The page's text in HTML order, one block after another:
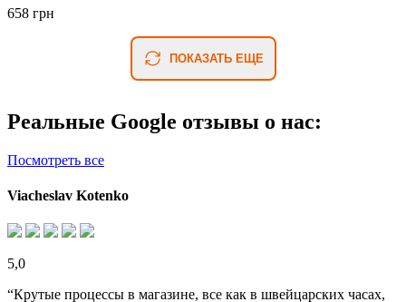
658 грн
ПОКАЗАТЬ ЕЩЕ
Реальные Google отзывы о нас:
Посмотреть все
Viacheslav Kotenko
5,0
“Крутые процессы в магазине, все как в швейцарских часах,